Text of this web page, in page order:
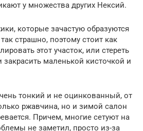
у множества других Нексий.
которые зачастую образуются
страшно, поэтому стоит как
этот участок, или стереть
маленькой кисточкой и
тонкий и не оцинкованный, от
ржавчина, но и зимой салон
Причем, многие сетуют на
не заметил, просто из-за